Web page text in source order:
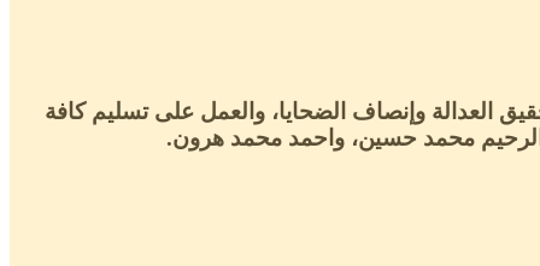
العدالة وإنصاف الضحايا، والعمل على تسليم كافة
محمد حسين، واحمد محمد هرون.